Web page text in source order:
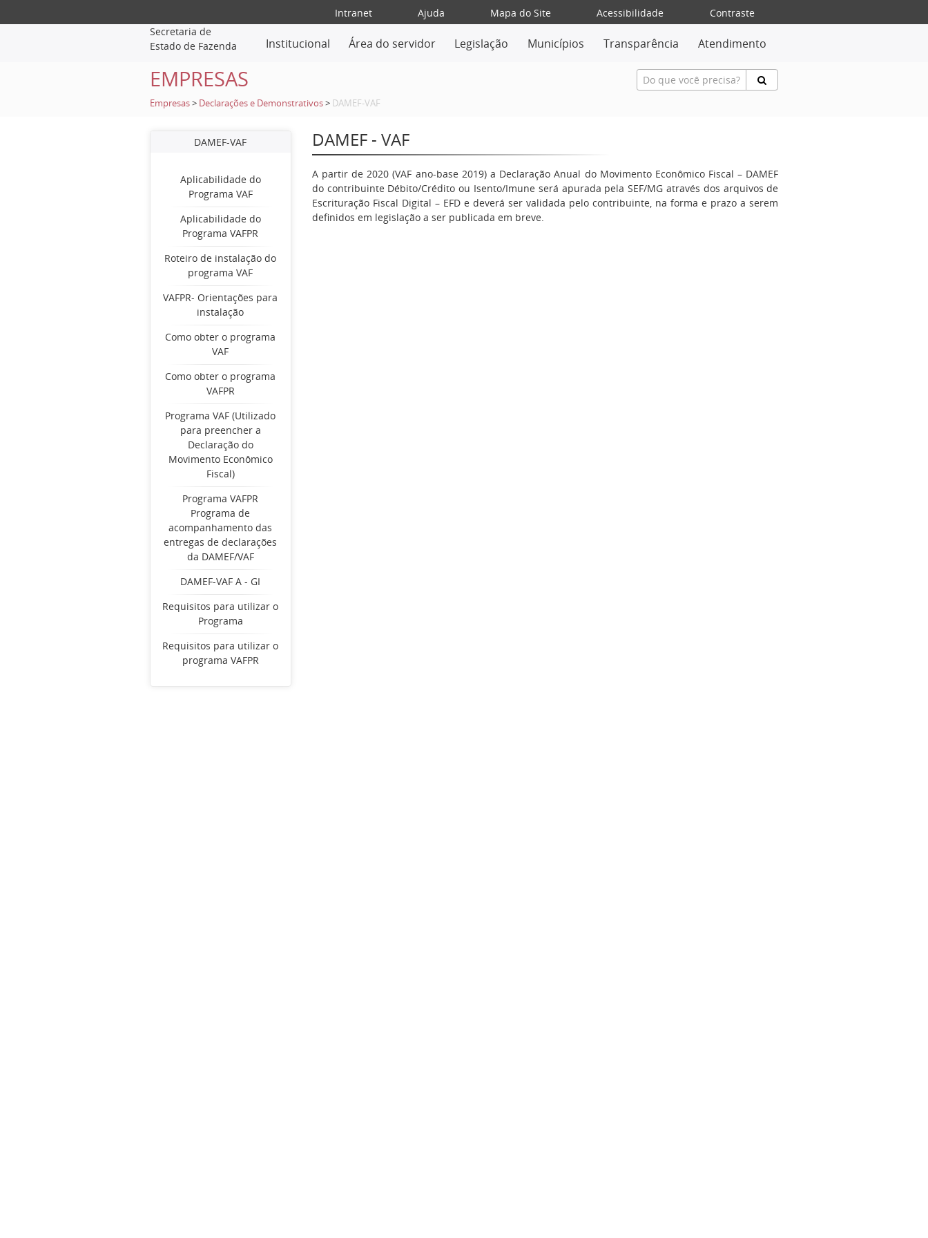
Intranet Ajuda Mapa do Site Acessibilidade
Contraste
Secretaria de
Estado de Fazenda
Institucional Área do servidor Legislação Municípios Transparência Atendimento
EMPRESAS
Empresas > Declarações e Demonstrativos > DAMEF-VAF
DAMEF-VAF
Aplicabilidade do
Programa VAF
Aplicabilidade do
Programa VAFPR
Roteiro de instalação do
programa VAF
VAFPR- Orientações para
instalação
Como obter o programa
VAF
Como obter o programa
VAFPR
Programa VAF (Utilizado
para preencher a
Declaração do
Movimento Econômico
Fiscal)
Programa VAFPR
Programa de
acompanhamento das
entregas de declarações
da DAMEF/VAF
DAMEF-VAF A - GI
Requisitos para utilizar o
Programa
Requisitos para utilizar o
programa VAFPR
DAMEF - VAF
A partir de 2020 (VAF ano-base 2019) a Declaração Anual do Movimento Econômico Fiscal – DAMEF
do contribuinte Débito/Crédito ou Isento/Imune será apurada pela SEF/MG através dos arquivos de
Escrituração Fiscal Digital – EFD e deverá ser validada pelo contribuinte, na forma e prazo a serem
definidos em legislação a ser publicada em breve.